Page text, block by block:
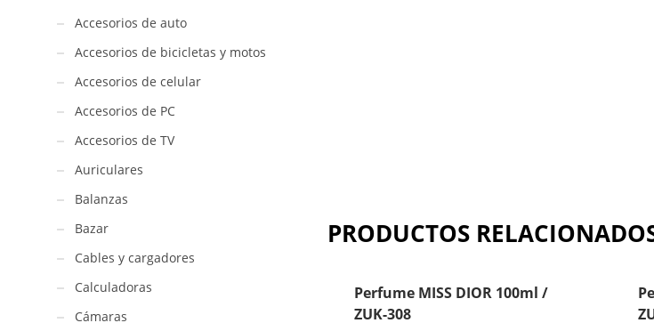
PRODUCTOS
Perfume MISS DIOR 100ml /
ZUK-308
Accesorios de auto
Accesorios de bicicletas y motos
Accesorios de celular
Accesorios de PC
Accesorios de TV
Auriculares
Balanzas
Bazar
Cables y cargadores
Calculadoras
Cámaras